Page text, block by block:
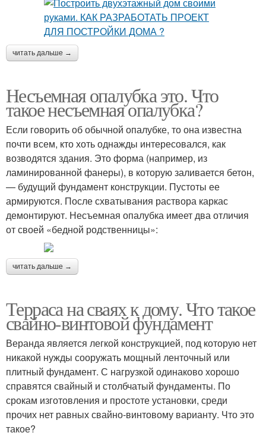
читать дальше →
Несъемная опалубка это. Что
такое несъемная опалубка?
Если говорить об обычной опалубке, то она известна
почти всем, кто хоть однажды интересовался, как
возводятся здания. Это форма (например, из
ламинированной фанеры), в которую заливается бетон,
— будущий фундамент конструкции. Пустоты ее
армируются. После схватывания раствора каркас
демонтируют. Несъемная опалубка имеет два отличия
от своей «бедной родственницы»:
читать дальше →
Терраса на сваях к дому. Что такое
свайно-винтовой фундамент
Веранда является легкой конструкцией, под которую нет
никакой нужды сооружать мощный ленточный или
плитный фундамент. С нагрузкой одинаково хорошо
справятся свайный и столбчатый фундаменты. По
срокам изготовления и простоте установки, среди
прочих нет равных свайно-винтовому варианту. Что это
такое?